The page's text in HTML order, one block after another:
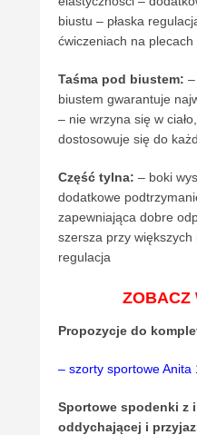
biustu – płaska
ćwiczeniach na plecach
Taśma pod biustem:
biustem gwarantuje
– nie wrzyna się w
dostosowuje się do
Część tylna: – boki
dodatkowe
zapewniająca dobre
szersza przy
regulacja
ZOBACZ
Propozycje do
– szorty sportowe Anita
Sportowe spodenki z
oddychającej i